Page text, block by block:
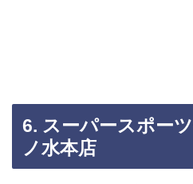
6. スーパースポー
ノ水本店